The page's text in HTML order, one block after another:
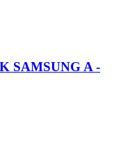
SAMSUNG A -